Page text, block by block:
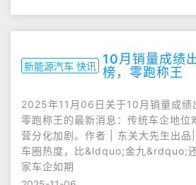
新能源汽车 快讯 10月销量成绩
榜，零跑称王
2025年11月06日关于10月销量成绩
零跑称王的最新消息：传统车企地位
营分化加剧。作者 | 东关大先生出品
车圈热度，比&ldquo;金九&rdquo;
家车企如期